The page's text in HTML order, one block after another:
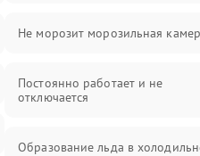
Не морозит морозильная
Постоянно работает и не
отключается
Образование льда в